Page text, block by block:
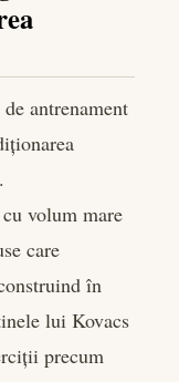
antrenament
volum mare
care
în
lui Kovacs
precum